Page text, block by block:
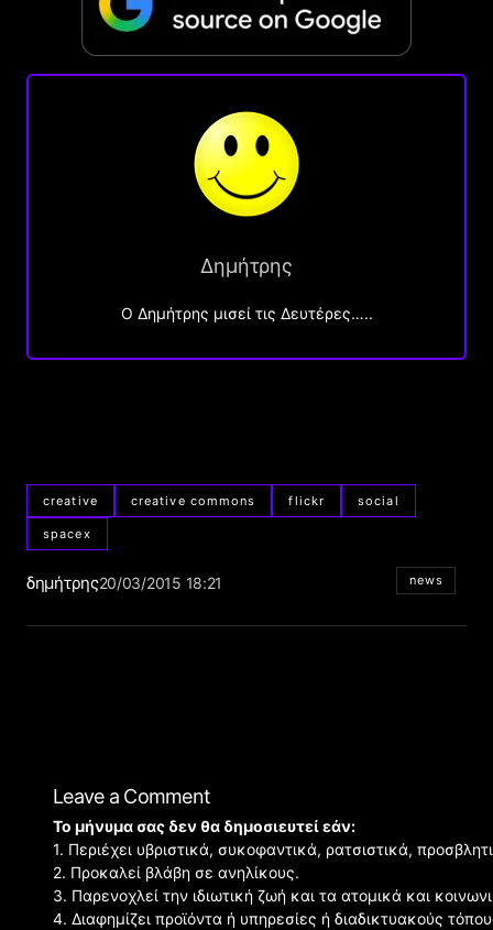
Δημήτρης
O Δημήτρης μισεί τις Δευτέρες…..
creative creative commons flickr social
spacex
δημήτρης20/03/2015 18:21 news
Leave a Comment
Το μήνυμα σας δεν θα δημοσιευτεί εάν:
1. Περιέχει υβριστικά, συκοφαντικά, ρατσιστικά,
2. Προκαλεί βλάβη σε ανηλίκους.
3. Παρενοχλεί την ιδιωτική ζωή και τα ατομικά και
4. Διαφημίζει προϊόντα ή υπηρεσίες ή διαδικτυακούς